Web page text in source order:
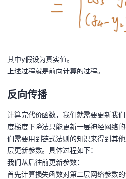
其中y假设为真实值。
上述过程就是前向计算的过程。
反向传播
计算完代价函数，我们就需要更新我
度梯度下降法只能更新一层神经网络
们需要用到链式法则的知识来得到其
层更新参数。具体过程如下：
我们从后往前更新参数：
首先计算损失函数对第二层网络参数